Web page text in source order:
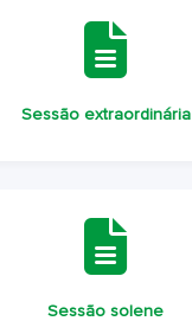
Sessão extraordinária
Sessão solene